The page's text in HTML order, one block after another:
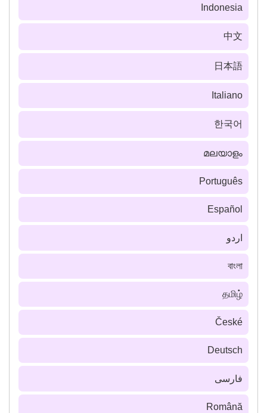
Indonesia
中文
日本語
Italiano
한국어
മലയാളം
Português
Español
اردو
বাংলা
தமிழ்
České
Deutsch
فارسى
Română